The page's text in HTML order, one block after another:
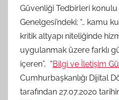
Güvenliği Tedbirleri konulu
Genelgesi’ndeki; “… kamu
kritik altyapı niteliğinde
uygulanmak üzere farklı
içeren”, “Bilgi ve İletişim
Cumhurbaşkanlığı Dijital
tarafından 27.07.2020